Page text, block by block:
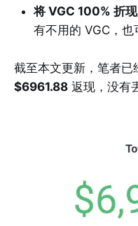
将 VGC 100% 折现
有不用的 VGC，也
截至本文更新，笔者
$6961.88 返现，没有